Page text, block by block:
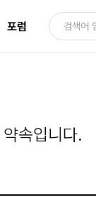
포럼
속입니다.